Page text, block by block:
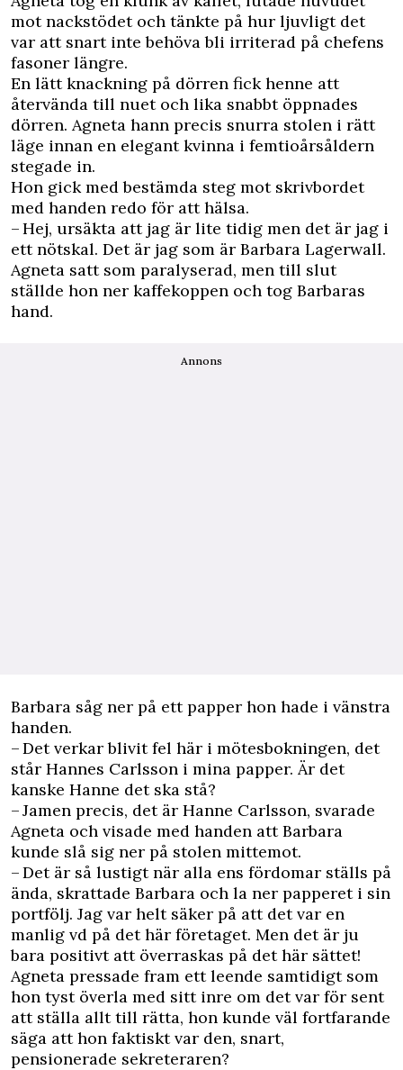
mot nackstödet och tänkte på hur ljuvligt det
var att snart inte behöva bli irriterad på chefens
fasoner längre.
En lätt knackning på dörren fick henne att
återvända till nuet och lika snabbt öppnades
dörren. Agneta hann precis snurra stolen i rätt
läge innan en elegant kvinna i femtioårsåldern
stegade in.
Hon gick med bestämda steg mot skrivbordet
med handen redo för att hälsa.
– Hej, ursäkta att jag är lite tidig men det är jag i
ett nötskal. Det är jag som är Barbara Lagerwall.
Agneta satt som paralyserad, men till slut
ställde hon ner kaffekoppen och tog Barbaras
hand.
Annons
Barbara såg ner på ett papper hon hade i vänstra
handen.
– Det verkar blivit fel här i mötesbokningen, det
står Hannes Carlsson i mina papper. Är det
kanske Hanne det ska stå?
– Jamen precis, det är Hanne Carlsson, svarade
Agneta och visade med handen att Barbara
kunde slå sig ner på stolen mittemot.
– Det är så lustigt när alla ens fördomar ställs på
ända, skrattade Barbara och la ner papperet i sin
portfölj. Jag var helt säker på att det var en
manlig vd på det här företaget. Men det är ju
bara positivt att överraskas på det här sättet!
Agneta pressade fram ett leende samtidigt som
hon tyst överla med sitt inre om det var för sent
att ställa allt till rätta, hon kunde väl fortfarande
säga att hon faktiskt var den, snart,
pensionerade sekreteraren?